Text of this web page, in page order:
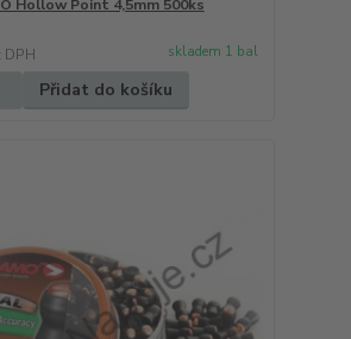
Hollow Point 4,5mm 500ks
DPH skladem 1 bal
Přidat do košíku